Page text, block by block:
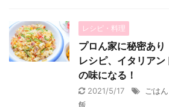
レシピ・料理
プロん家に秘密あ
レシピ、イタリア
の味になる！
2021/5/17 ごは
飯